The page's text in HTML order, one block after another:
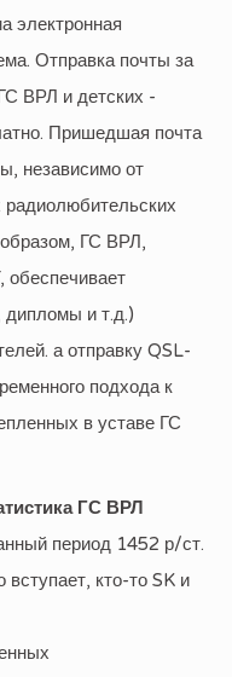
электронная
Отправка почты за
ВРЛ и детских -
Пришедшая почта
независимо от
ГС ВРЛ,
и т.д.)
а отправку QSL-
подхода к
в уставе ГС
ГС ВРЛ
период 1452 р/ст.
кто-то SK и